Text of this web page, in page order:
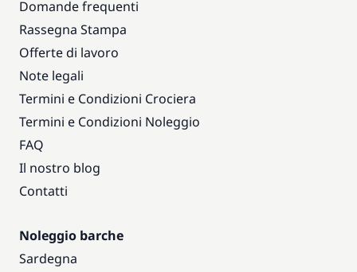
Domande frequenti
Rassegna Stampa
Offerte di lavoro
Note legali
Termini e Condizioni Crociera
Termini e Condizioni Noleggio
FAQ
Il nostro blog
Contatti
Noleggio barche
Sardegna